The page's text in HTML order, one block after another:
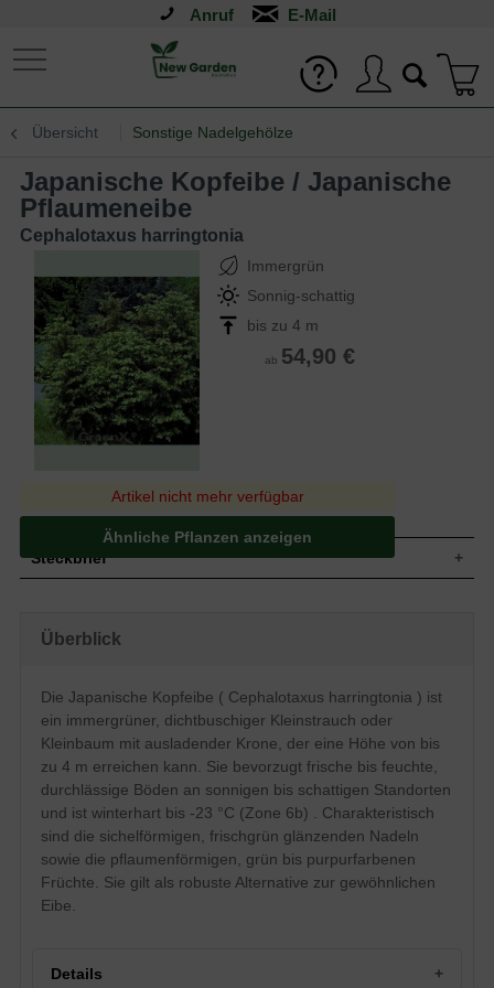
Anruf
Übersicht Sonstige Nadelgehölze
Japanische Kopfeibe / Japanische
Pflaumeneibe
Cephalotaxus harringtonia
Immergrün
Sonnig-schattig
bis zu 4 m
ab 54,90 €
Artikel nicht mehr verfügbar
Ähnliche Pflanzen anzeigen
Steckbrief
Blatt
Immergrün, Nadeln, sichelförmig und
spitz, frischgrün glänzend, ca. 3 cm lang
Frucht
Pflaumenförmiger und grüner bis
purpurfarbener Mantel mit braunen
Samen, 2 bis 3 cm lang
Blüte
In köpfchenartigen Kugeln, bräunlich
Blütezeit
März bis April
Rinde
Zweige grün bis rötlich, ältere Borke grau
und in Längsstreifen ablösend
Eher tiefgehend, weit und dicht verzweigt,
Standort
Überblick
Die Japanische Kopfeibe ( Cephalotaxus harringtonia ) ist
ein immergrüner, dichtbuschiger Kleinstrauch oder
Kleinbaum mit ausladender Krone, der eine Höhe von bis
zu 4 m erreichen kann. Sie bevorzugt frische bis feuchte,
durchlässige Böden an sonnigen bis schattigen Standorten
und ist winterhart bis -23 °C (Zone 6b) . Charakteristisch
sind die sichelförmigen, frischgrün glänzenden Nadeln
sowie die pflaumenförmigen, grün bis purpurfarbenen
Früchte. Sie gilt als robuste Alternative zur gewöhnlichen
Eibe.
Details